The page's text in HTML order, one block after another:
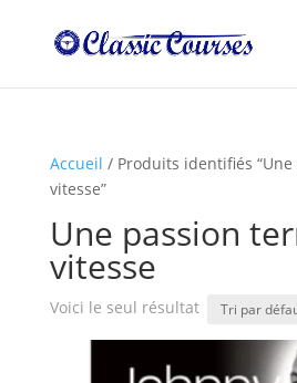
Accueil / Produits identifiés
vitesse”
Une passion
vitesse
Voici le seul résultat